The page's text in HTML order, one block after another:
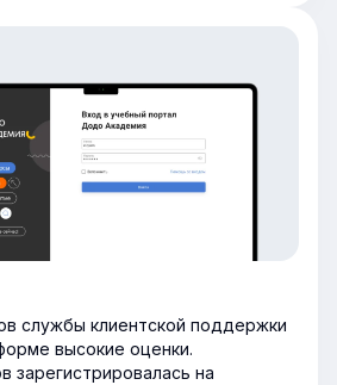
службы клиентской поддержки
высокие оценки.
зарегистрировалась на